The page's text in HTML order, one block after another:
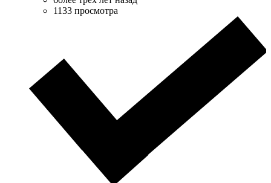
1133 просмотра